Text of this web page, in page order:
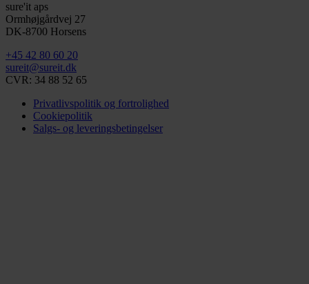
sure'it aps
Ormhøjgårdvej 27
DK-8700 Horsens
+45 42 80 60 20
sureit@sureit.dk
CVR: 34 88 52 65
Privatlivspolitik og fortrolighed
Cookiepolitik
Salgs- og leveringsbetingelser